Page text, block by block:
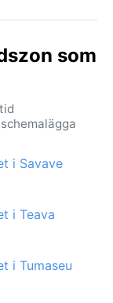
som
i Savave
i Teava
i Tumaseu